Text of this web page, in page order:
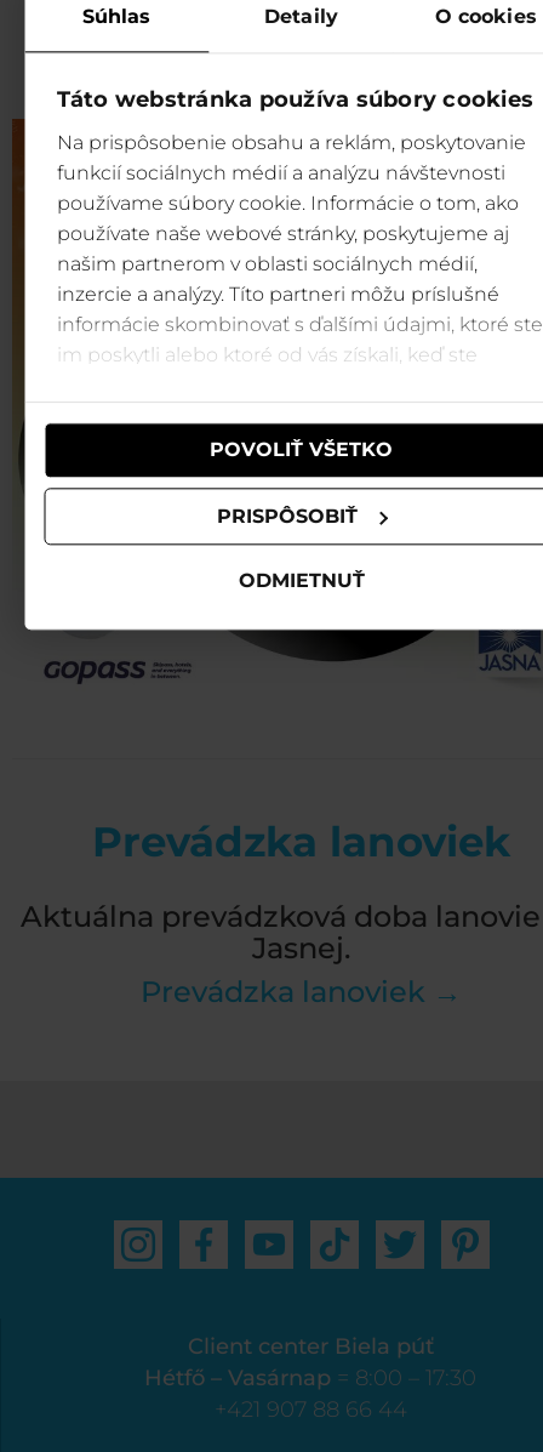
Súhlas Detaily O cookies
Táto webstránka používa súbory cookies
Na prispôsobenie obsahu a reklám, poskytovanie
funkcií sociálnych médií a analýzu návštevnosti
používame súbory cookie. Informácie o tom, ako
používate naše webové stránky, poskytujeme aj
našim partnerom v oblasti sociálnych médií,
inzercie a analýzy. Títo partneri môžu príslušné
informácie skombinovať s ďalšími údajmi, ktoré ste
im poskytli alebo ktoré od vás získali, keď ste
POVOLIŤ VŠETKO
PRISPÔSOBIŤ
ODMIETNUŤ
bistrorotunda_sk.pdf
Prevádzka lanoviek
Aktuálna prevádzková doba
Jasnej.
Prevádzka lanoviek →
Client center Biela púť
Hétfő – Vasárnap = 8:00 – 17:30
+421 907 88 66 44